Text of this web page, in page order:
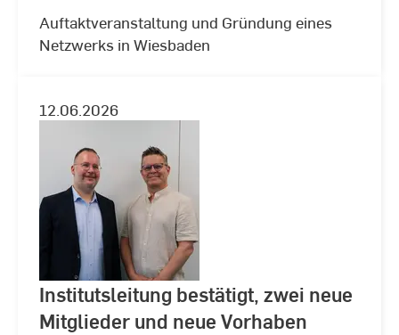
Auftaktveranstaltung und Gründung eines
Netzwerks in Wiesbaden
12.06.2026
Institutsleitung bestätigt, zwei neue
Mitglieder und neue Vorhaben